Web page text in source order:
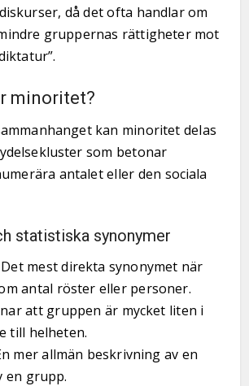
då det ofta handlar om
gruppernas rättigheter mot
minoritet?
kan minoritet delas
som betonar
antalet eller den sociala
statistiska synonymer
mest direkta synonymet när
antal röster eller personer.
att gruppen är mycket liten i
till helheten.
mer allmän beskrivning av en
en grupp.